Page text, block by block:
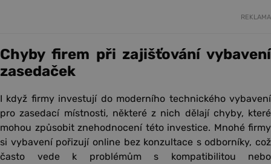
REKLAMA
Chyby firem při zajišťování vybavení
zasedaček
I když firmy investují do moderního technického vybavení
pro zasedací místnosti, některé z nich dělají chyby, které
mohou způsobit znehodnocení této investice. Mnohé firmy
si vybavení pořizují online bez konzultace s odborníky, což
často vede k problémům s kompatibilitou nebo